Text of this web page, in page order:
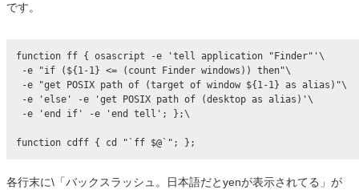
です。
function ff { osascript -e 'tell application "Finder"'\
-e "if (${1-1} <= (count Finder windows)) then"\
-e "get POSIX path of (target of window ${1-1} as alias)"\
-e 'else' -e 'get POSIX path of (desktop as alias)'\
-e 'end if' -e 'end tell'; };\
各行末に\「バックスラッシュ。日本語だとyenが表示されてる」が